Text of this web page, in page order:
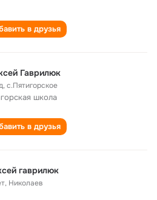
в друзья
Гаврилюк
,с.Пятигорское
школа
в друзья
гаврилюк
, Николаев